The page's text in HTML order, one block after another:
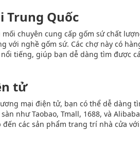
Trung Quốc
chuyên cung cấp gốm sứ chất
với nghề gốm sứ. Các chợ này có
tiếng, giúp bạn dễ dàng tìm được
tử
mại điện tử, bạn có thể dễ dàng
như Taobao, Tmall, 1688, và
các sản phẩm trang trí nhà cửa